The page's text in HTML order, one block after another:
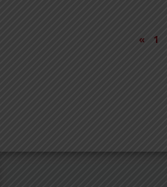
« 1